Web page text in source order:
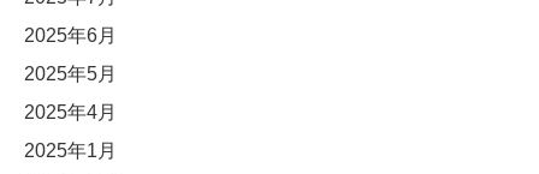
2025年6月
2025年5月
2025年4月
2025年1月